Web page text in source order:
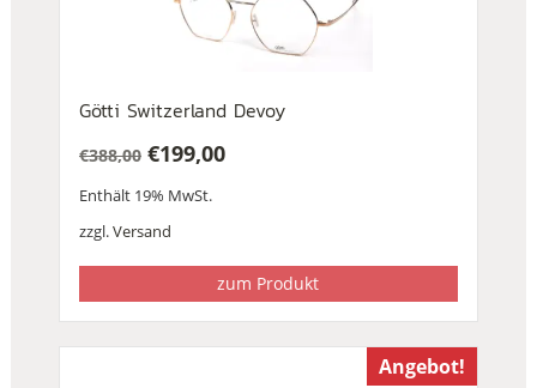
Götti Switzerland Devoy
€388,00
Preis
war:
€199,00
Preis
ist:
Enthält 19% MwSt.
zzgl.Versand
zum Produkt
Angebot!